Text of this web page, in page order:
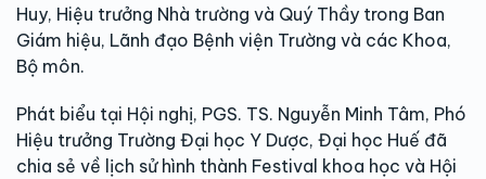
Huy, Hiệu trưởng Nhà trường và Quý Thầy trong Ban
Giám hiệu, Lãnh đạo Bệnh viện Trường và các Khoa,
Bộ môn.
Phát biểu tại Hội nghị, PGS. TS. Nguyễn Minh Tâm, Phó
Hiệu trưởng Trường Đại học Y Dược, Đại học Huế đã
chia sẻ về lịch sử hình thành Festival khoa học và Hội